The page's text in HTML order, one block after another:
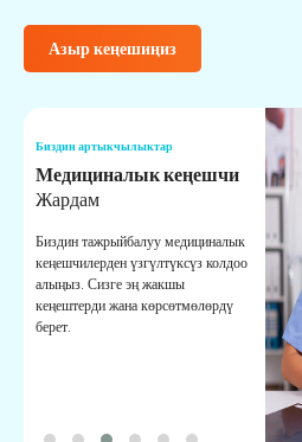
Азыр кеңешиңиз
Биздин артыкчылыктар
Медициналык кеңешчи
Жардам
Биздин тажрыйбалуу медициналык
кеңешчилерден үзгүлтүксүз колдоо
алыңыз. Сизге эң жакшы
кеңештерди жана көрсөтмөлөрдү
берет.